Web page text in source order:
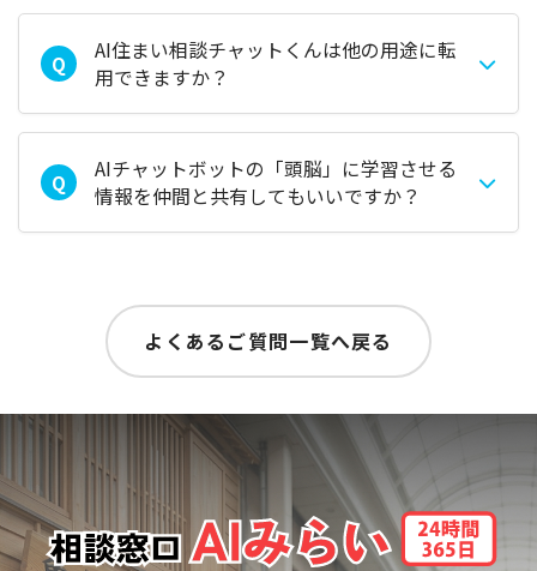
Q
AI住まい相談チャットくんは他の用途に転
用できますか？
Q
AIチャットボットの「頭脳」に学習させる
情報を仲間と共有してもいいですか？
よくあるご質問一覧へ戻る